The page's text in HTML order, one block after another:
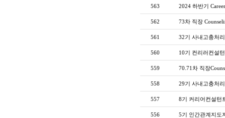
563 2024 하반기
562 73차 직장
561 32기 사내고충처
560 10기 컨리러컨설
559 70.71차 직장
558 29기 사내고충처
557 8기 커리어컨설턴
556 5기 인간관계지도